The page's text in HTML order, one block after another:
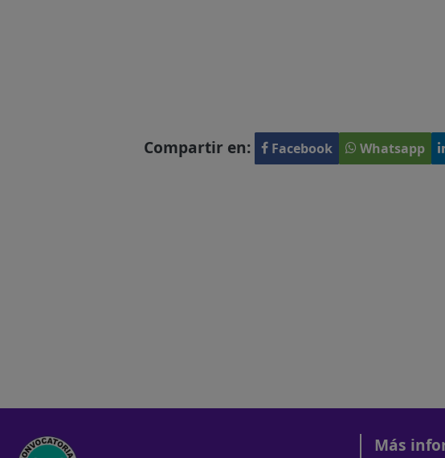
Compartir en: Facebook Whatsapp
Más